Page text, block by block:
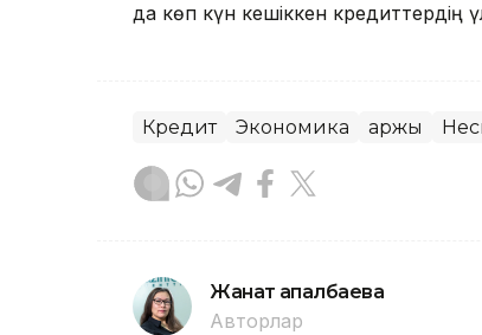
да көп күн кешіккен кредиттердің
Кредит Экономика Қаржы
Жанат Қапалбаева
Авторлар